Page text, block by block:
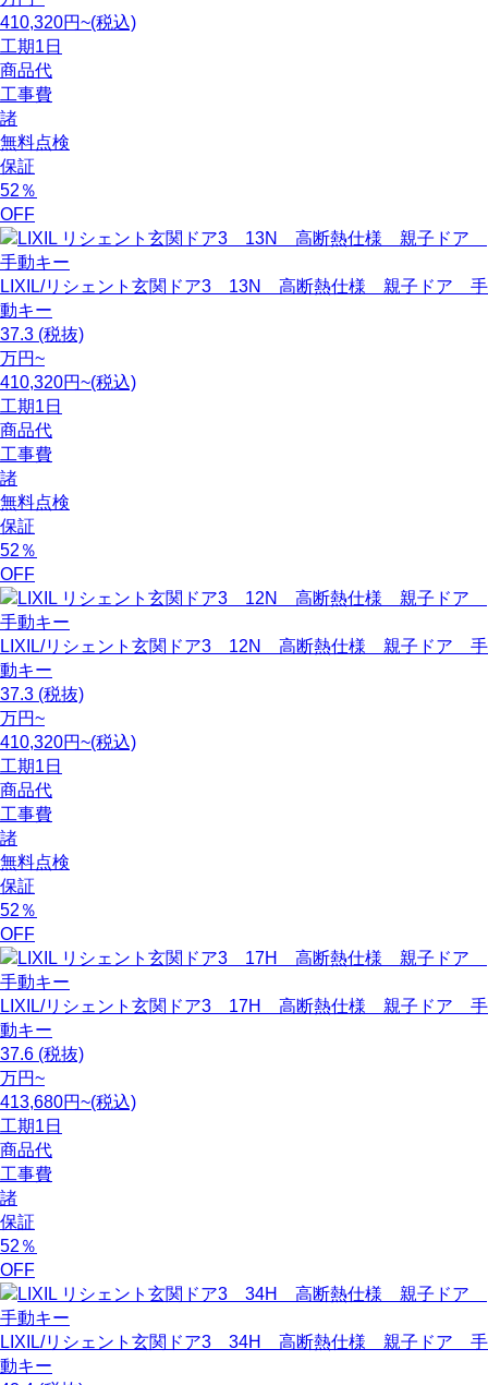
410,320円~(税込)
工期1日
商品代
工事費
諸
無料点検
保証
52 ％
OFF
LIXIL/リシェント玄関ドア3 13N 高断熱仕様 親子ドア 手
動キー
37.3 (税抜)
万円~
410,320円~(税込)
工期1日
商品代
工事費
諸
無料点検
保証
52 ％
OFF
LIXIL/リシェント玄関ドア3 12N 高断熱仕様 親子ドア 手
動キー
37.3 (税抜)
万円~
410,320円~(税込)
工期1日
商品代
工事費
諸
無料点検
保証
52 ％
OFF
LIXIL/リシェント玄関ドア3 17H 高断熱仕様 親子ドア 手
動キー
37.6 (税抜)
万円~
413,680円~(税込)
工期1日
商品代
工事費
諸
保証
52 ％
OFF
LIXIL/リシェント玄関ドア3 34H 高断熱仕様 親子ドア 手
動キー